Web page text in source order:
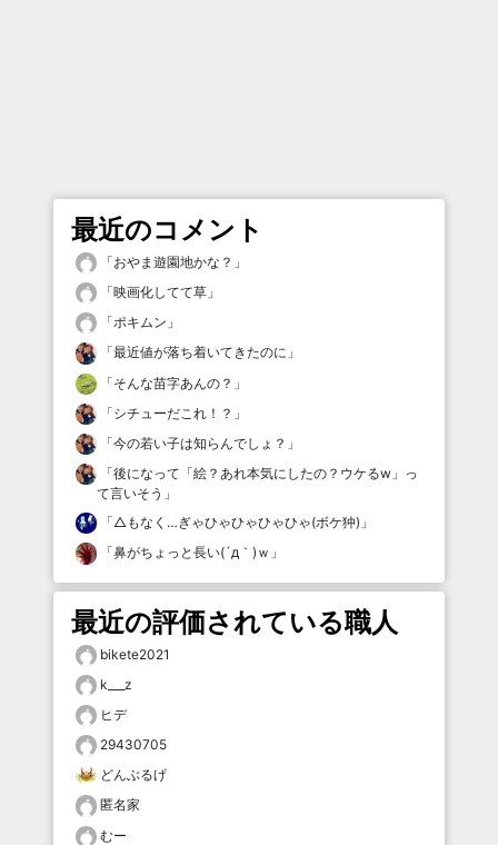
最近のコメント
「おやま遊園地かな？ 」
「映画化してて草 」
「ポキムン 」
「最近値が落ち着いてきたのに 」
「そんな苗字あんの？ 」
「シチューだこれ！？ 」
「今の若い子は知らんでしょ？ 」
「後になって「絵？あれ本気にしたの？ウケるw」っ
て言いそう 」
「△もなく…ぎゃひゃひゃひゃひゃ(ボケ狆) 」
「鼻がちょっと長い(´д｀)ｗ 」
最近の評価されている職人
bikete2021
k___z
ヒデ
29430705
どんぶるげ
匿名家
むー